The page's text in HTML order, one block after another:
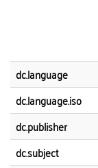
dc.language
dc.language.iso
dc.publisher
dc.subject